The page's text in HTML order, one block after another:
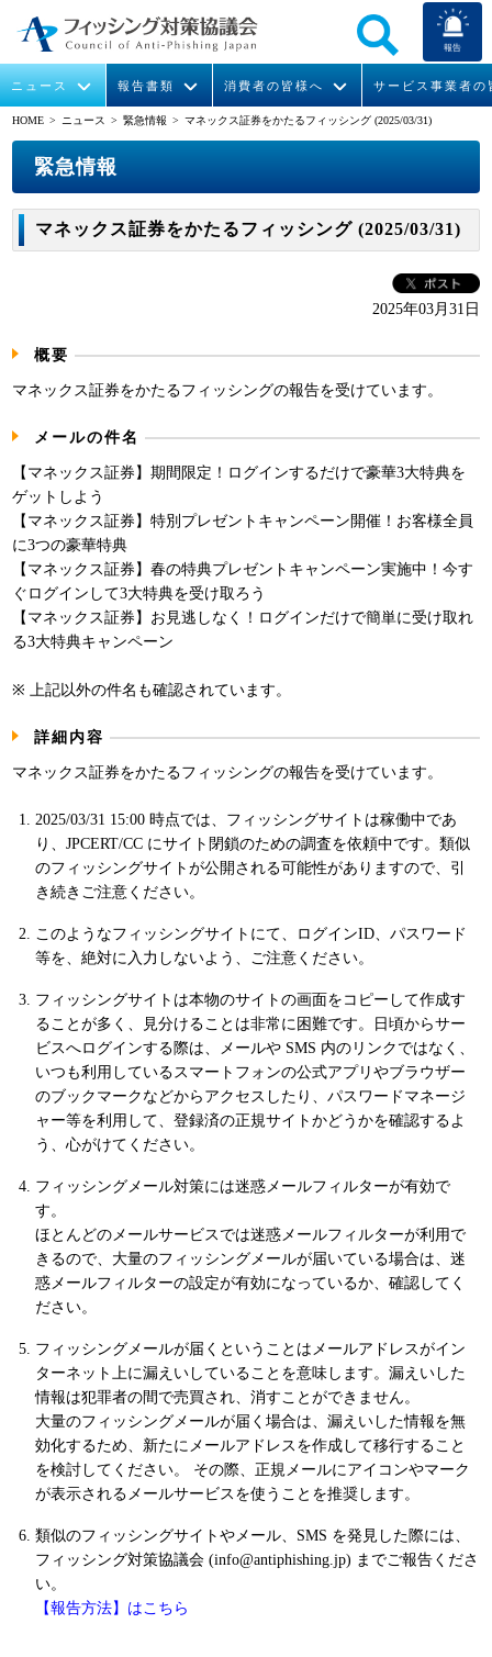
報告
ニュース
イベント
報告書類
月次報告書
消費者の皆様へ
フィッシングの報告
マンガでわかるフィッシング詐欺対策 5ヶ条
サービス事業者の
STOP. THINK. CONNECT.
運営委員紹介
WG活動
パンフレット
HOME > ニュース >緊急情報 > マネックス証券をかたるフィッシング (2025/03/31)
緊急情報
マネックス証券をかたるフィッシング (2025/03/31)
2025年03月31日
概要
マネックス証券をかたるフィッシングの報告を受けています。
メールの件名
【マネックス証券】期間限定！ログインするだけで豪華3大特典を
ゲットしよう
【マネックス証券】特別プレゼントキャンペーン開催！お客様全員
に3つの豪華特典
【マネックス証券】春の特典プレゼントキャンペーン実施中！今す
ぐログインして3大特典を受け取ろう
【マネックス証券】お見逃しなく！ログインだけで簡単に受け取れ
る3大特典キャンペーン
※ 上記以外の件名も確認されています。
詳細内容
マネックス証券をかたるフィッシングの報告を受けています。
2025/03/31 15:00 時点では、フィッシングサイトは稼働中であ
り、JPCERT/CC にサイト閉鎖のための調査を依頼中です。類似
のフィッシングサイトが公開される可能性がありますので、引
き続きご注意ください。
このようなフィッシングサイトにて、ログインID、パスワード
等を、絶対に入力しないよう、ご注意ください。
フィッシングサイトは本物のサイトの画面をコピーして作成す
ることが多く、見分けることは非常に困難です。日頃からサー
ビスへログインする際は、メールや SMS 内のリンクではなく、
いつも利用しているスマートフォンの公式アプリやブラウザー
のブックマークなどからアクセスしたり、パスワードマネージ
ャー等を利用して、登録済の正規サイトかどうかを確認するよ
う、心がけてください。
フィッシングメール対策には迷惑メールフィルターが有効で
す。
ほとんどのメールサービスでは迷惑メールフィルターが利用で
きるので、大量のフィッシングメールが届いている場合は、迷
惑メールフィルターの設定が有効になっているか、確認してく
ださい。
フィッシングメールが届くということはメールアドレスがイン
ターネット上に漏えいしていることを意味します。漏えいした
情報は犯罪者の間で売買され、消すことができません。
大量のフィッシングメールが届く場合は、漏えいした情報を無
効化するため、新たにメールアドレスを作成して移行すること
を検討してください。 その際、正規メールにアイコンやマーク
が表示されるメールサービスを使うことを推奨します。
類似のフィッシングサイトやメール、SMS を発見した際には、
フィッシング対策協議会 (info@antiphishing.jp) までご報告くださ
い。
【報告方法】はこちら